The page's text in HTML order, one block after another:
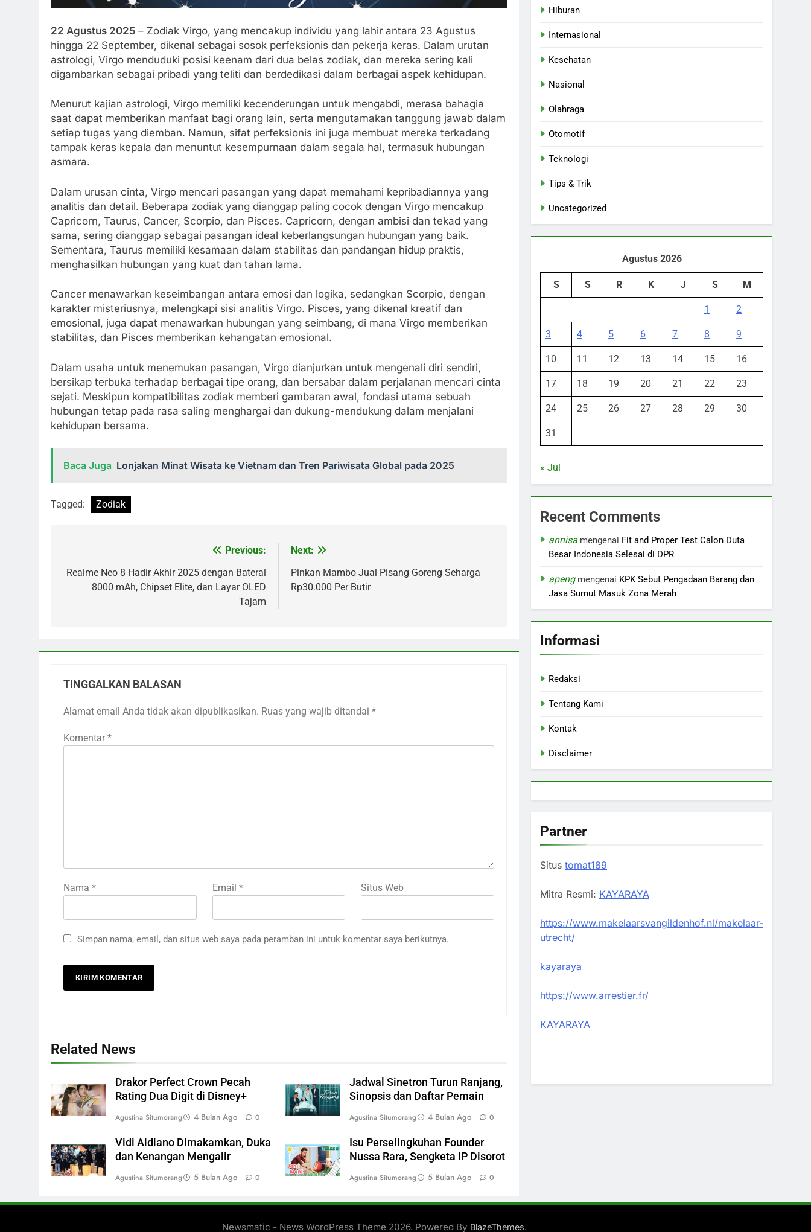
22 Agustus 2025 – Zodiak Virgo, yang mencakup individu yang lahir antara 23 Agustus
hingga 22 September, dikenal sebagai sosok perfeksionis dan pekerja keras. Dalam urutan
astrologi, Virgo menduduki posisi keenam dari dua belas zodiak, dan mereka sering kali
digambarkan sebagai pribadi yang teliti dan berdedikasi dalam berbagai aspek kehidupan.
Menurut kajian astrologi, Virgo memiliki kecenderungan untuk mengabdi, merasa bahagia
saat dapat memberikan manfaat bagi orang lain, serta mengutamakan tanggung jawab dalam
setiap tugas yang diemban. Namun, sifat perfeksionis ini juga membuat mereka terkadang
tampak keras kepala dan menuntut kesempurnaan dalam segala hal, termasuk hubungan
asmara.
Dalam urusan cinta, Virgo mencari pasangan yang dapat memahami kepribadiannya yang
analitis dan detail. Beberapa zodiak yang dianggap paling cocok dengan Virgo mencakup
Capricorn, Taurus, Cancer, Scorpio, dan Pisces. Capricorn, dengan ambisi dan tekad yang
sama, sering dianggap sebagai pasangan ideal keberlangsungan hubungan yang baik.
Sementara, Taurus memiliki kesamaan dalam stabilitas dan pandangan hidup praktis,
menghasilkan hubungan yang kuat dan tahan lama.
Cancer menawarkan keseimbangan antara emosi dan logika, sedangkan Scorpio, dengan
karakter misteriusnya, melengkapi sisi analitis Virgo. Pisces, yang dikenal kreatif dan
emosional, juga dapat menawarkan hubungan yang seimbang, di mana Virgo memberikan
stabilitas, dan Pisces memberikan kehangatan emosional.
Dalam usaha untuk menemukan pasangan, Virgo dianjurkan untuk mengenali diri sendiri,
bersikap terbuka terhadap berbagai tipe orang, dan bersabar dalam perjalanan mencari cinta
sejati. Meskipun kompatibilitas zodiak memberi gambaran awal, fondasi utama sebuah
hubungan tetap pada rasa saling menghargai dan dukung-mendukung dalam menjalani
kehidupan bersama.
Baca Juga Lonjakan Minat Wisata ke Vietnam dan Tren Pariwisata Global pada 2025
Tagged: Zodiak
pos
Previous:
Realme Neo 8 Hadir Akhir 2025 dengan Baterai
8000 mAh, Chipset Elite, dan Layar OLED
Tajam
Next:
Pinkan Mambo Jual Pisang Goreng Seharga
Rp30.000 Per Butir
TINGGALKAN BALASAN
Alamat email Anda tidak akan dipublikasikan. Ruas yang wajib ditandai *
Komentar *
Nama * Email * Situs Web
Simpan nama, email, dan situs web saya pada peramban ini untuk komentar saya berikutnya.
Related News
Drakor Perfect Crown Pecah
Rating Dua Digit di Disney+
Agustina Situmorang 4 Bulan Ago 0
Jadwal Sinetron Turun Ranjang,
Sinopsis dan Daftar Pemain
Agustina Situmorang 4 Bulan Ago 0
Vidi Aldiano Dimakamkan, Duka
dan Kenangan Mengalir
Agustina Situmorang 5 Bulan Ago 0
Isu Perselingkuhan Founder
Nussa Rara, Sengketa IP Disorot
Agustina Situmorang 5 Bulan Ago 0
Hiburan
Internasional
Kesehatan
Nasional
Olahraga
Otomotif
Teknologi
Tips & Trik
Uncategorized
Agustus 2026
S S R K J S M
1 2
3 4 5 6 7 8 9
10 11 12 13 14 15 16
17 18 19 20 21 22 23
24 25 26 27 28 29 30
31
« Jul
Recent Comments
annisa mengenai Fit and Proper Test Calon Duta
Besar Indonesia Selesai di DPR
apengmengenai KPK Sebut Pengadaan Barang dan
Jasa Sumut Masuk Zona Merah
Informasi
Redaksi
Tentang Kami
Kontak
Disclaimer
Partner
Situs tomat189
Mitra Resmi: KAYARAYA
https://www.makelaarsvangildenhof.nl/makelaar-
utrecht/
kayaraya
https://www.arrestier.fr/
KAYARAYA
Newsmatic - News WordPress Theme 2026. Powered By BlazeThemes.